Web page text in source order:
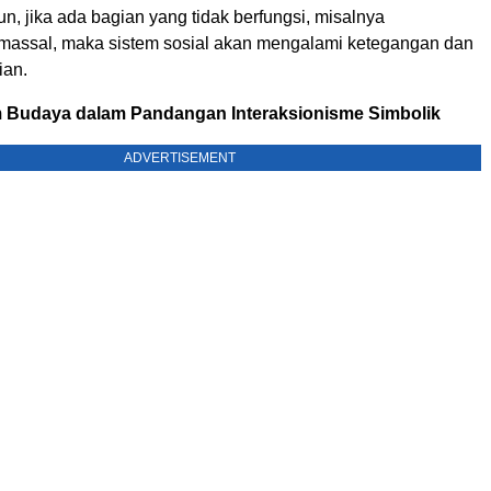
jika ada bagian yang tidak berfungsi, misalnya
maka sistem sosial akan mengalami ketegangan dan
Budaya dalam Pandangan Interaksionisme Simbolik
ADVERTISEMENT